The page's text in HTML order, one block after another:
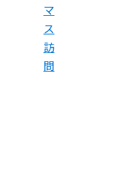
マ
ス
訪
問